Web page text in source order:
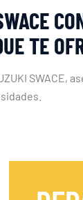
TE
SWACE,